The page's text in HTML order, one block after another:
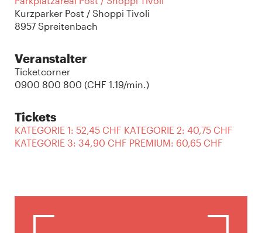
Kurzparker Post / Shoppi Tivoli
8957 Spreitenbach
Veranstalter
Ticketcorner
0900 800 800 (CHF 1.19/min.)
Tickets
KATEGORIE 1: 52,45 CHF KATEGORIE 2: 40,75 CHF
KATEGORIE 3: 34,90 CHF PREMIUM: 60,65 CHF